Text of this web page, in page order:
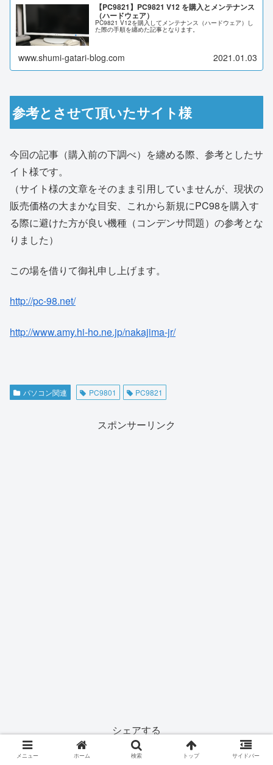
【PC9821】PC9821 V12 を購入とメンテナンス
（ハードウェア）
PC9821 V12を購入してメンテナンス（ハードウェア）し
た際の手順を纏めた記事となります。
www.shumi-gatari-blog.com 2021.01.03
参考とさせて頂いたサイト様
今回の記事（購入前の下調べ）を纏める際、参考としたサ
イト様です。
（サイト様の文章をそのまま引用していませんが、現状の
販売価格の大まかな目安、これから新規にPC98を購入す
る際に避けた方が良い機種（コンデンサ問題）の参考とな
りました）
この場を借りて御礼申し上げます。
http://pc-98.net/
http://www.amy.hi-ho.ne.jp/nakajima-jr/
パソコン関連 PC9801 PC9821
スポンサーリンク
シェアする
Facebook はてブ
メニュー ホーム 検索 トップ サイドバー